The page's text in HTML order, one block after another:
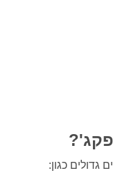
גדולים כגון: